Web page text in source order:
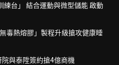
練台」 結合運動與微型儲能 啟動
毒熱熔膠」製程升級搶攻健康睡
與泰陞簽約搶4億商機